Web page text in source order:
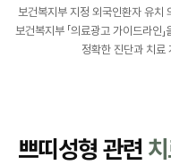
보건복지부 지정 외국인환자
보건복지부 「의료광고 가이드라인
정확한 진단과 치료
쁘띠성형 관련